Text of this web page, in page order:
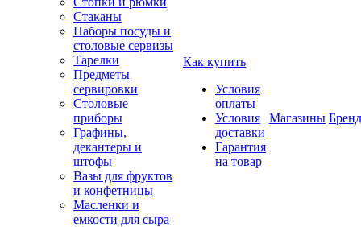
Стаканы
Наборы посуды и
столовые сервизы
Тарелки
Предметы
сервировки
Столовые
приборы
Графины,
декантеры и
штофы
Вазы для фруктов
и конфетницы
Масленки и
емкости для сыра
Как купить
Условия
оплаты
Условия
доставки
Гарантия
на товар
Магазины